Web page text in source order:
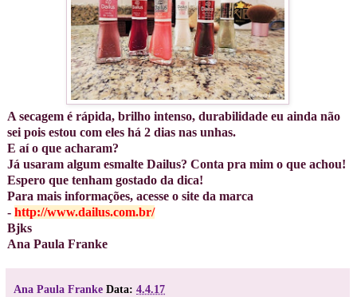
A secagem é rápida, brilho intenso, durabilidade eu ainda não
sei pois estou com eles há 2 dias nas unhas.
E aí o que acharam?
Já usaram algum esmalte Dailus? Conta pra mim o que achou!
Espero que tenham gostado da dica!
Para mais informações, acesse o site da marca
- http://www.dailus.com.br/
Bjks
Ana Paula Franke
Ana Paula Franke Data: 4.4.17